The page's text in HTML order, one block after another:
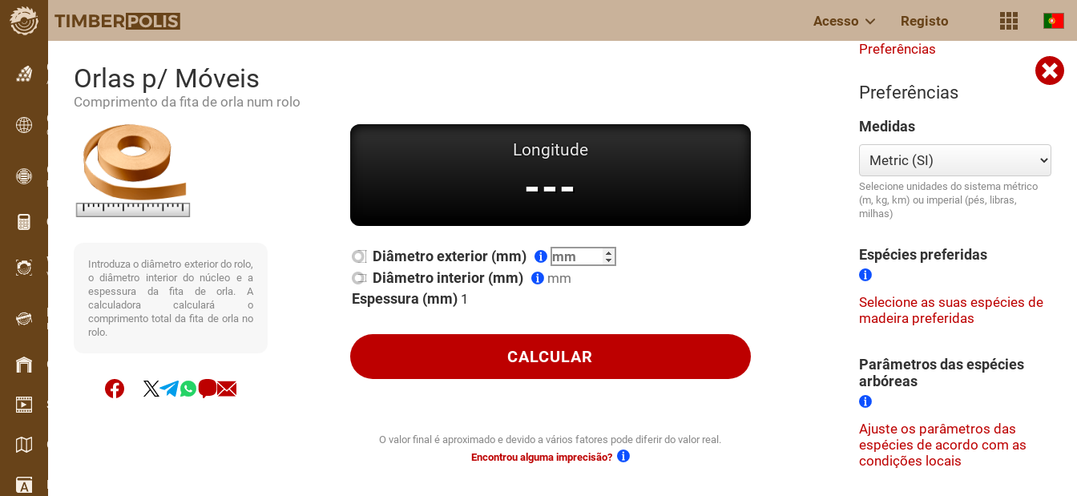
Acesso Registo
Classificados
Anúncios de texto
Classificados
Classificados internacionais
OPTI-TIMB
Esquemas de corte
Calculadoras de madeira
WoodProfi
Volume de madeira com IA
Registador de dados
Inventário de madeira em campo
Gestão de stocks
Showroom de vídeo
Catálogos / Brochuras
Dicionário
Orlas p/ Móveis
Comprimento da fita de orla num rolo
Introduza o diâmetro exterior do rolo,
o diâmetro interior do núcleo e a
espessura da fita de orla. A
calculadora calculará o
comprimento total da fita de orla no
rolo.
Longitude
---
Diâmetro exterior (mm)
Diâmetro interior (mm)
Espessura (mm)
CALCULAR
O valor final é aproximado e devido a vários fatores pode diferir do valor real.
Encontrou alguma imprecisão?
Preferências
Preferências
Medidas
Selecione unidades do sistema métrico
(m, kg, km) ou imperial (pés, libras,
milhas)
Espécies preferidas
Selecione as suas espécies de
madeira preferidas
Parâmetros das espécies
arbóreas
Ajuste os parâmetros das
espécies de acordo com as
condições locais